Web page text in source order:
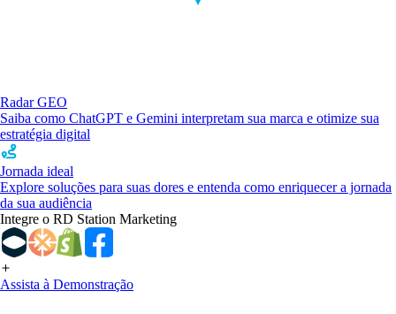
Radar GEO
Saiba como ChatGPT e Gemini interpretam sua marca e otimize sua
estratégia digital
Jornada ideal
Explore soluções para suas dores e entenda como enriquecer a jornada
da sua audiência
Integre o RD Station Marketing
Assista à Demonstração